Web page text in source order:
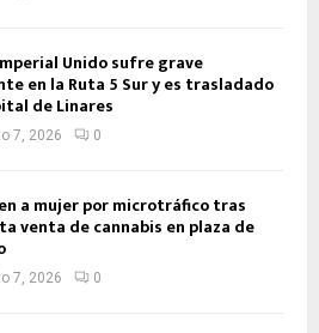
Unido sufre grave
en la Ruta 5 Sur y es trasladado
de Linares
7, 2026 0
a mujer por microtráfico tras
venta de cannabis en plaza de
7, 2026 0